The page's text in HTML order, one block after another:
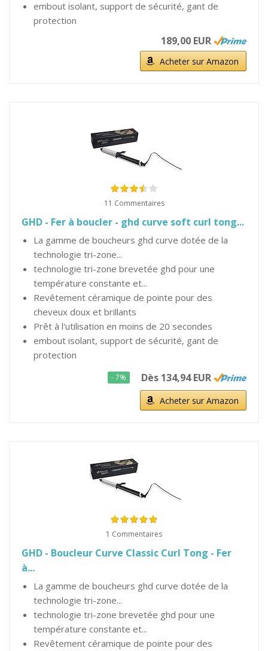
embout isolant, support de sécurité, gant de
protection
189,00 EUR
Acheter sur Amazon
11 Commentaires
GHD - Fer à boucler - ghd curve soft curl tong...
La gamme de boucheurs ghd curve dotée de la
technologie tri-zone...
technologie tri-zone brevetée ghd pour une
température constante et...
Revêtement céramique de pointe pour des
cheveux doux et brillants
Prêt à l'utilisation en moins de 20 secondes
embout isolant, support de sécurité, gant de
protection
- 7% Dès 134,94 EUR
Acheter sur Amazon
1 Commentaires
GHD - Boucleur Curve Classic Curl Tong - Fer
à...
La gamme de boucheurs ghd curve dotée de la
technologie tri-zone...
technologie tri-zone brevetée ghd pour une
température constante et...
Revêtement céramique de pointe pour des